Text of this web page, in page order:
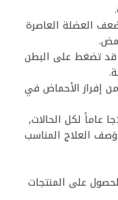
العضلة العاصرة
قد تضغط على البطن
من إفراز الأحماض في
عاماً لكل الحالات,
العلاج المناسب
على المنتجات